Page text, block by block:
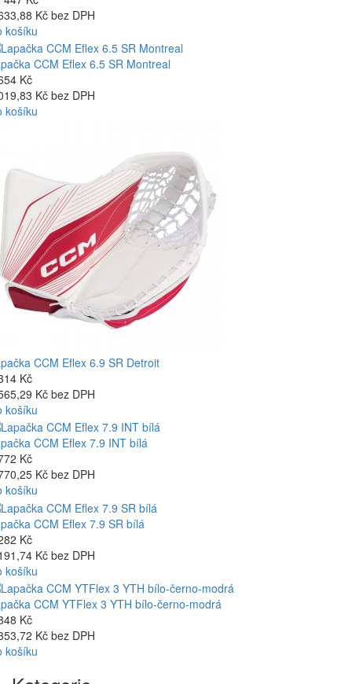
Kč bez DPH
košíku
CCM Eflex 6.5 SR Montreal
Kč
Kč bez DPH
košíku
CCM Eflex 6.9 SR Detroit
Kč
Kč bez DPH
košíku
CCM Eflex 7.9 INT bílá
Kč
Kč bez DPH
košíku
CCM Eflex 7.9 SR bílá
Kč
Kč bez DPH
košíku
CCM YTFlex 3 YTH bílo-černo-modrá
Kč
Kč bez DPH
košíku